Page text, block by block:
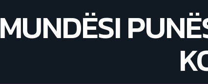
MUNDËSI